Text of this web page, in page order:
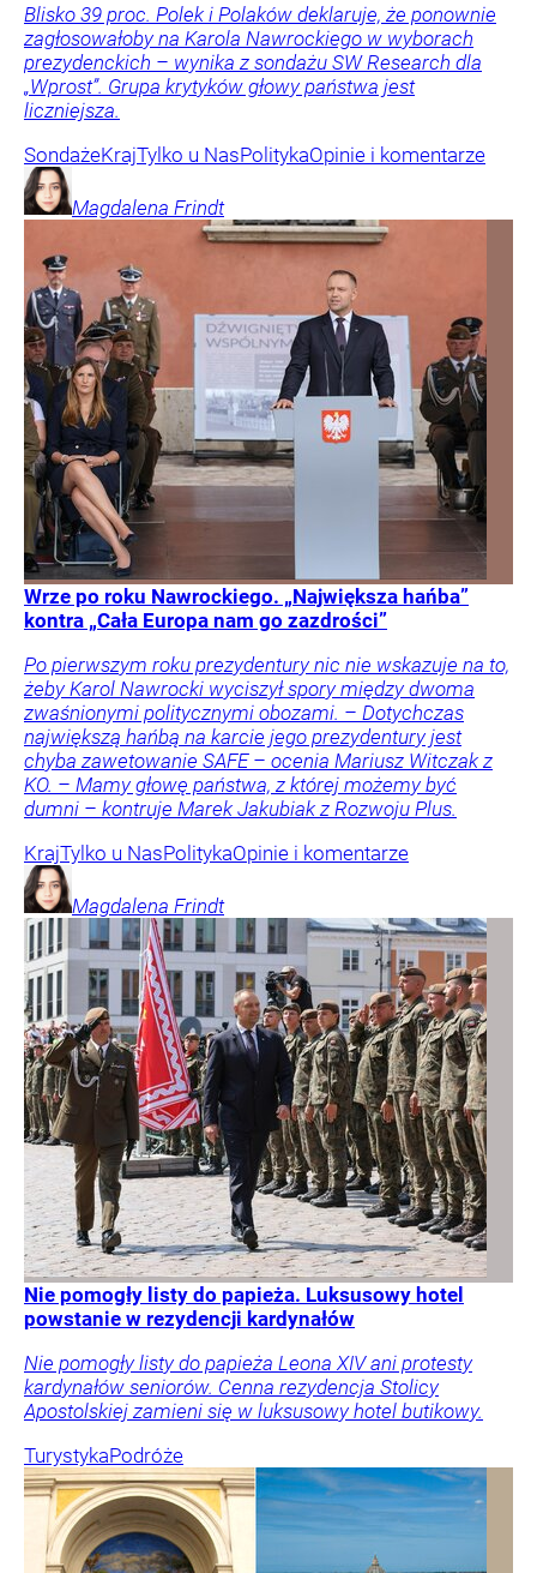
Blisko 39 proc. Polek i Polaków deklaruje, że ponownie
zagłosowałoby na Karola Nawrockiego w wyborach
prezydenckich – wynika z sondażu SW Research dla
„Wprost”. Grupa krytyków głowy państwa jest
liczniejsza.
SondażeKrajTylko u NasPolitykaOpinie i komentarze
Magdalena Frindt
Wrze po roku Nawrockiego. „Największa hańba”
kontra „Cała Europa nam go zazdrości”
Po pierwszym roku prezydentury nic nie wskazuje na to,
żeby Karol Nawrocki wyciszył spory między dwoma
zwaśnionymi politycznymi obozami. – Dotychczas
największą hańbą na karcie jego prezydentury jest
chyba zawetowanie SAFE – ocenia Mariusz Witczak z
KO. – Mamy głowę państwa, z której możemy być
dumni – kontruje Marek Jakubiak z Rozwoju Plus.
KrajTylko u NasPolitykaOpinie i komentarze
Magdalena Frindt
Nie pomogły listy do papieża. Luksusowy hotel
powstanie w rezydencji kardynałów
Nie pomogły listy do papieża Leona XIV ani protesty
kardynałów seniorów. Cenna rezydencja Stolicy
Apostolskiej zamieni się w luksusowy hotel butikowy.
TurystykaPodróże